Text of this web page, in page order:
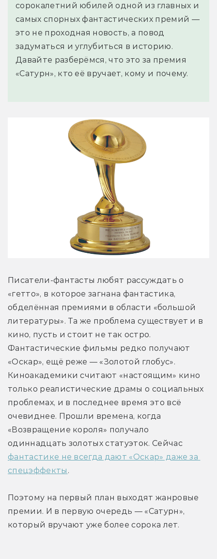
сорокалетний юбилей одной из главных и
самых спорных фантастических премий —
это не проходная новость, а повод
задуматься и углубиться в историю.
Давайте разберёмся, что это за премия
«Сатурн», кто её вручает, кому и почему.
Писатели-фантасты любят рассуждать о
«гетто», в которое загнана фантастика,
обделённая премиями в области «большой
литературы». Та же проблема существует и в
кино, пусть и стоит не так остро.
Фантастические фильмы редко получают
«Оскар», ещё реже — «Золотой глобус».
Киноакадемики считают «настоящим» кино
только реалистические драмы о социальных
проблемах, и в последнее время это всё
очевиднее. Прошли времена, когда
«Возвращение короля» получало
одиннадцать золотых статуэток. Сейчас
фантастике не всегда дают «Оскар» даже за
спецэффекты .
Поэтому на первый план выходят жанровые
премии. И в первую очередь — «Сатурн»,
который вручают уже более сорока лет.